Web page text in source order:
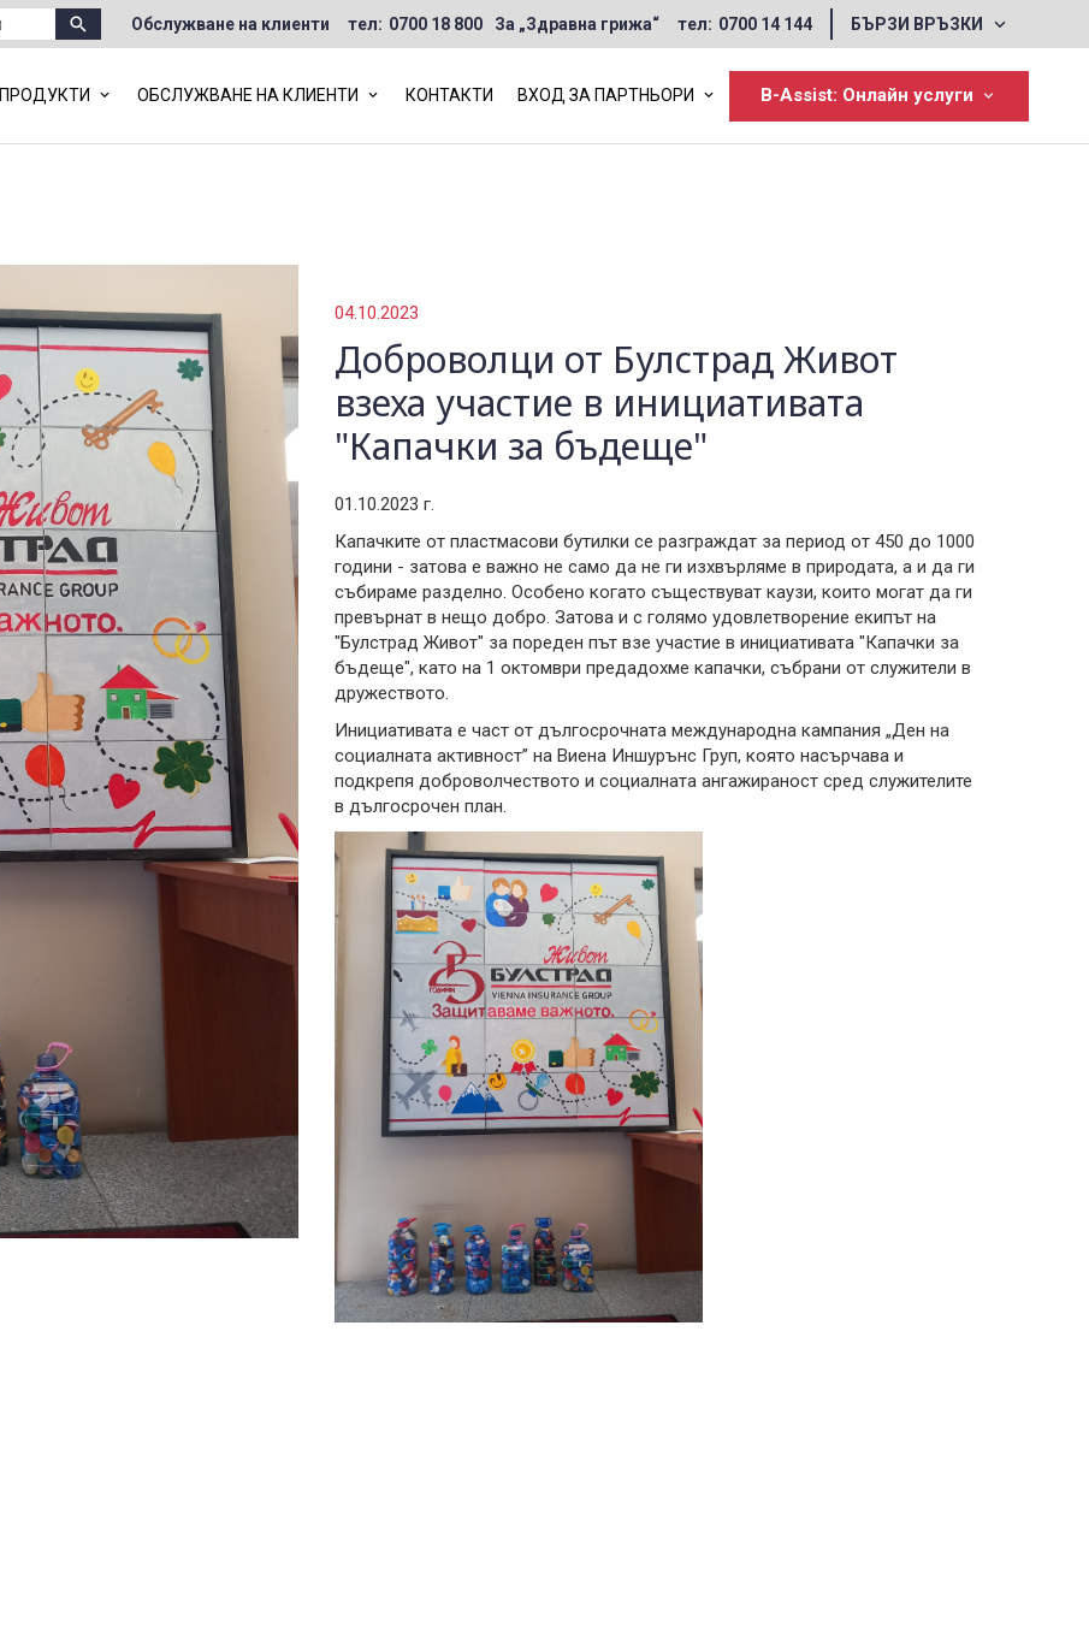
• Фондове и стойности на инвестиционни
• Форма за контакт
• Често задавани въпроси
Обслужване на клиенти тел: 0700 18 800 За „Здравна грижа“ тел: 0700 14 144 БЪРЗИ ВРЪЗКИ
ПРОДУКТИ ОБСЛУЖВАНЕ НА КЛИЕНТИ КОНТАКТИ ВХОД ЗА ПАРТНЬОРИ B-Assist: Онлайн услуги
04.10.2023
Доброволци от Булстрад Живот
взеха участие в инициативата
"Капачки за бъдеще"
01.10.2023 г.
Капачките от пластмасови бутилки се разграждат за период от 450 до 1000
години - затова е важно не само да не ги изхвърляме в природата, а и да ги
събираме разделно. Особено когато съществуват каузи, които могат да ги
превърнат в нещо добро. Затова и с голямо удовлетворение екипът на
"Булстрад Живот" за пореден път взе участие в инициативата "Капачки за
бъдеще", като на 1 октомври предадохме капачки, събрани от служители в
дружеството.
Инициативата е част от дългосрочната международна кампания „Ден на
социалната активност” на Виена Иншурънс Груп, която насърчава и
подкрепя доброволчеството и социалната ангажираност сред служителите
в дългосрочен план.